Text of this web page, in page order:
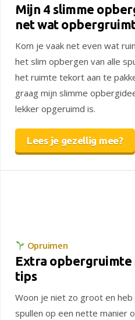
Mijn 4 slimme
net wat
Kom je vaak net even wat
het slim opbergen van alle
het ruimte tekort aan te
graag mijn slimme
lekker opgeruimd is.
Lees je gezellig mee?
Opruimen
Extra opbergruimte
tips
Woon je niet zo groot en
spullen op een nette manier